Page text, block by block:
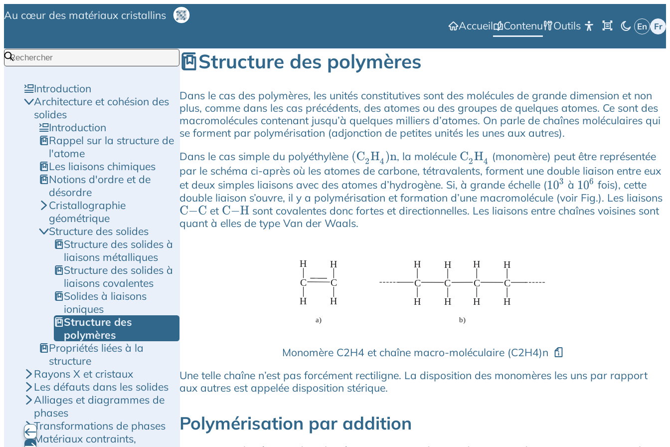
Au cœur des matériaux cristallins
Accueil
Contenu Outils
Structure des polymères
Dans le cas des polymères, les unités constitutives sont des molécules de grande dimension et non
plus, comme dans les cas précédents, des atomes ou des groupes de quelques atomes. Ce sont des
macromolécules contenant jusqu’à quelques milliers d’atomes. On parle de chaînes moléculaires qui
se forment par polymérisation (adjonction de petites unités les unes aux autres).
Dans le cas simple du polyéthylène (C2H4) n , la molécule C2H4 (monomère) peut être représentée
par le schéma ci-après où les atomes de carbone, tétravalents, forment une double liaison entre eux
et deux simples liaisons avec des atomes d’hydrogène. Si, à grande échelle (103 à 106 fois), cette
double liaison s’ouvre, il y a polymérisation et formation d’une macromolécule (voir Fig.). Les liaisons
C−C et C−H sont covalentes donc fortes et directionnelles. Les liaisons entre chaînes voisines sont
quant à elles de type Van der Waals.
Monomère C2H4 et chaîne macro-moléculaire (C2H4)n
Une telle chaîne n’est pas forcément rectiligne. La disposition des monomères les uns par rapport
aux autres est appelée disposition stérique.
Polymérisation par addition
Introduction
Architecture et cohésion des
solides
Introduction
Rappel sur la structure de
l'atome
Les liaisons chimiques
Notions d'ordre et de
désordre
Cristallographie
géométrique
Structure des solides
Structure des solides à
liaisons métalliques
Structure des solides à
liaisons covalentes
Solides à liaisons
ioniques
Structure des
polymères
Propriétés liées à la
structure
Rayons X et cristaux
Les défauts dans les solides
Alliages et diagrammes de
phases
Transformations de phases
Matériaux contraints,